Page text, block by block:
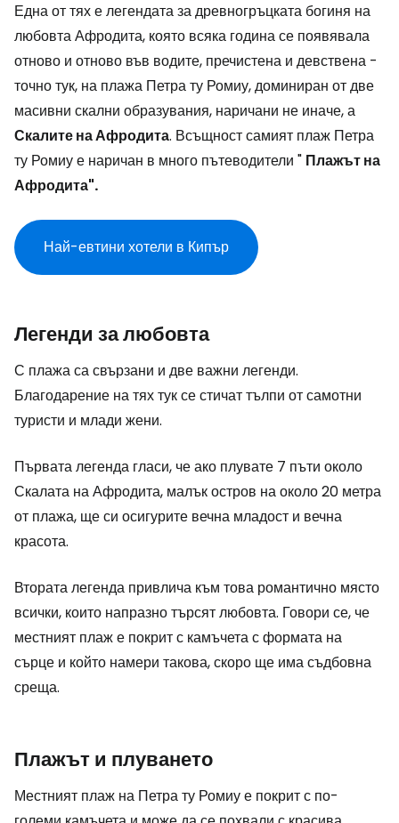
Една от тях е легендата за древногръцката богиня на
любовта Афродита, която всяка година се появявала
отново и отново във водите, пречистена и девствена -
точно тук, на плажа Петра ту Ромиу, доминиран от две
масивни скални образувания, наричани не иначе, а
Скалите на Афродита. Всъщност самият плаж Петра
ту Ромиу е наричан в много пътеводители " Плажът на
Афродита".
Най-евтини хотели в Кипър
Легенди за любовта
С плажа са свързани и две важни легенди.
Благодарение на тях тук се стичат тълпи от самотни
туристи и млади жени.
Първата легенда гласи, че ако плувате 7 пъти около
Скалата на Афродита, малък остров на около 20 метра
от плажа, ще си осигурите вечна младост и вечна
красота.
Втората легенда привлича към това романтично място
всички, които напразно търсят любовта. Говори се, че
местният плаж е покрит с камъчета с формата на
сърце и който намери такова, скоро ще има съдбовна
среща.
Плажът и плуването
Местният плаж на Петра ту Ромиу е покрит с по-